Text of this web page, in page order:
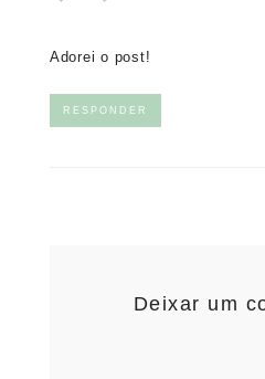
Adorei o post!
RESPONDER
Deixar um